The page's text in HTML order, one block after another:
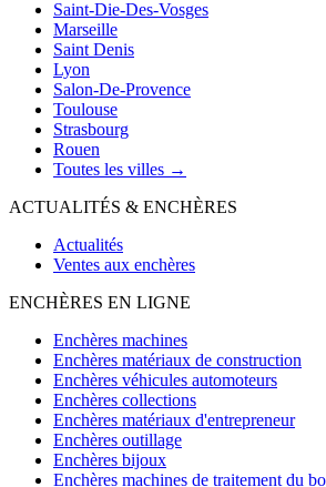
Saint-Die-Des-Vosges
Marseille
Saint Denis
Lyon
Salon-De-Provence
Toulouse
Strasbourg
Rouen
Toutes les villes →
ACTUALITÉS & ENCHÈRES
Actualités
Ventes aux enchères
ENCHÈRES EN LIGNE
Enchères machines
Enchères matériaux de construction
Enchères véhicules automoteurs
Enchères collections
Enchères matériaux d'entrepreneur
Enchères outillage
Enchères bijoux
Enchères machines de traitement du